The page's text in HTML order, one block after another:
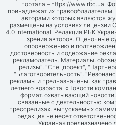
портала – https://www.rbc.ua .
принадлежат их
авторами которых являются
размещены на условиях лицензии
4.0 International. Редакция РБК-
зрения авторов. Оценочные
опровержению и
достоверность и содержание
рекламодатель. Материалы,
релизы", "Спецпроект",
"Благотворительность",
рекламы и предназначены, как
летнего возраста. «Новости
формат, охватывающий
связанные с деятельностью
прессрелизах, выпускаемых
редакция не несет
Украина» предназначено